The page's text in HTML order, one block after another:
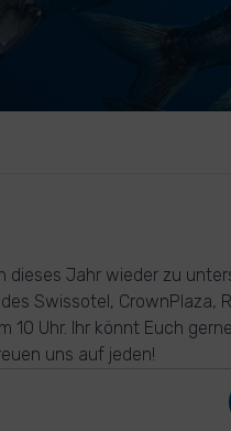
dieses Jahr wieder zu
Swissotel, CrownPlaza,
10 Uhr. Ihr könnt Euch
uns auf jeden!